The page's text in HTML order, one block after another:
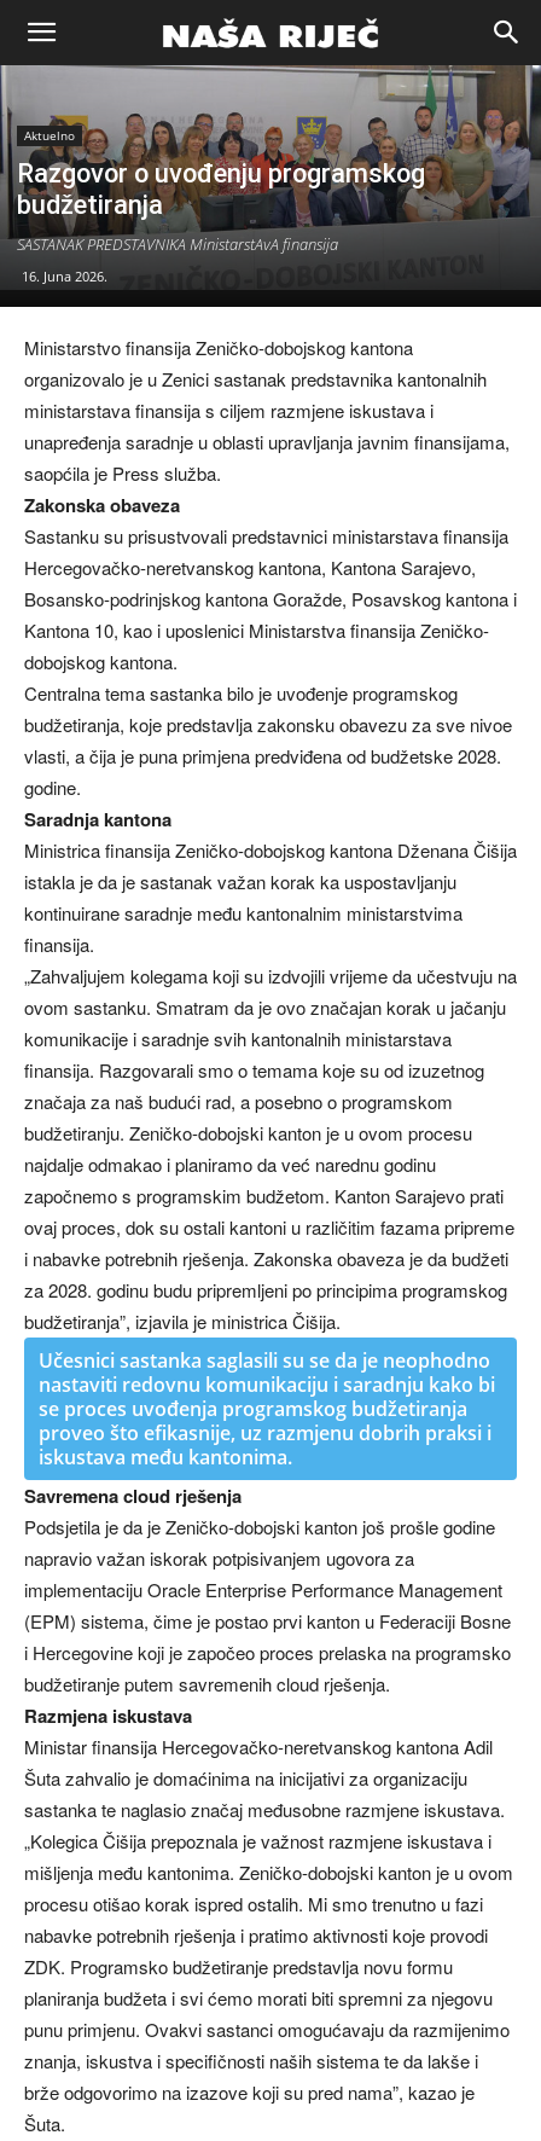
Naša
riječ
Zenica
Aktuelno
Razgovor o uvođenju programskog
budžetiranja
SASTANAK PREDSTAVNIKA MinistarstAvA finansija
16. Juna 2026.
Ministarstvo finansija Zeničko-dobojskog kantona
organizovalo je u Zenici sastanak predstavnika kantonalnih
ministarstava finansija s ciljem razmjene iskustava i
unapređenja saradnje u oblasti upravljanja javnim finansijama,
saopćila je Press služba.
Zakonska obaveza
Sastanku su prisustvovali predstavnici ministarstava finansija
Hercegovačko-neretvanskog kantona, Kantona Sarajevo,
Bosansko-podrinjskog kantona Goražde, Posavskog kantona i
Kantona 10, kao i uposlenici Ministarstva finansija Zeničko-
dobojskog kantona.
Centralna tema sastanka bilo je uvođenje programskog
budžetiranja, koje predstavlja zakonsku obavezu za sve nivoe
vlasti, a čija je puna primjena predviđena od budžetske 2028.
godine.
Saradnja kantona
Ministrica finansija Zeničko-dobojskog kantona Dženana Čišija
istakla je da je sastanak važan korak ka uspostavljanju
kontinuirane saradnje među kantonalnim ministarstvima
finansija.
„Zahvaljujem kolegama koji su izdvojili vrijeme da učestvuju na
ovom sastanku. Smatram da je ovo značajan korak u jačanju
komunikacije i saradnje svih kantonalnih ministarstava
finansija. Razgovarali smo o temama koje su od izuzetnog
značaja za naš budući rad, a posebno o programskom
budžetiranju. Zeničko-dobojski kanton je u ovom procesu
najdalje odmakao i planiramo da već narednu godinu
započnemo s programskim budžetom. Kanton Sarajevo prati
ovaj proces, dok su ostali kantoni u različitim fazama pripreme
i nabavke potrebnih rješenja. Zakonska obaveza je da budžeti
za 2028. godinu budu pripremljeni po principima programskog
budžetiranja”, izjavila je ministrica Čišija.
Učesnici sastanka saglasili su se da je neophodno
nastaviti redovnu komunikaciju i saradnju kako bi
se proces uvođenja programskog budžetiranja
proveo što efikasnije, uz razmjenu dobrih praksi i
iskustava među kantonima.
Savremena cloud rješenja
Podsjetila je da je Zeničko-dobojski kanton još prošle godine
napravio važan iskorak potpisivanjem ugovora za
implementaciju Oracle Enterprise Performance Management
(EPM) sistema, čime je postao prvi kanton u Federaciji Bosne
i Hercegovine koji je započeo proces prelaska na programsko
budžetiranje putem savremenih cloud rješenja.
Razmjena iskustava
Ministar finansija Hercegovačko-neretvanskog kantona Adil
Šuta zahvalio je domaćinima na inicijativi za organizaciju
sastanka te naglasio značaj međusobne razmjene iskustava.
„Kolegica Čišija prepoznala je važnost razmjene iskustava i
mišljenja među kantonima. Zeničko-dobojski kanton je u ovom
procesu otišao korak ispred ostalih. Mi smo trenutno u fazi
nabavke potrebnih rješenja i pratimo aktivnosti koje provodi
ZDK. Programsko budžetiranje predstavlja novu formu
planiranja budžeta i svi ćemo morati biti spremni za njegovu
punu primjenu. Ovakvi sastanci omogućavaju da razmijenimo
znanja, iskustva i specifičnosti naših sistema te da lakše i
brže odgovorimo na izazove koji su pred nama”, kazao je
Šuta.